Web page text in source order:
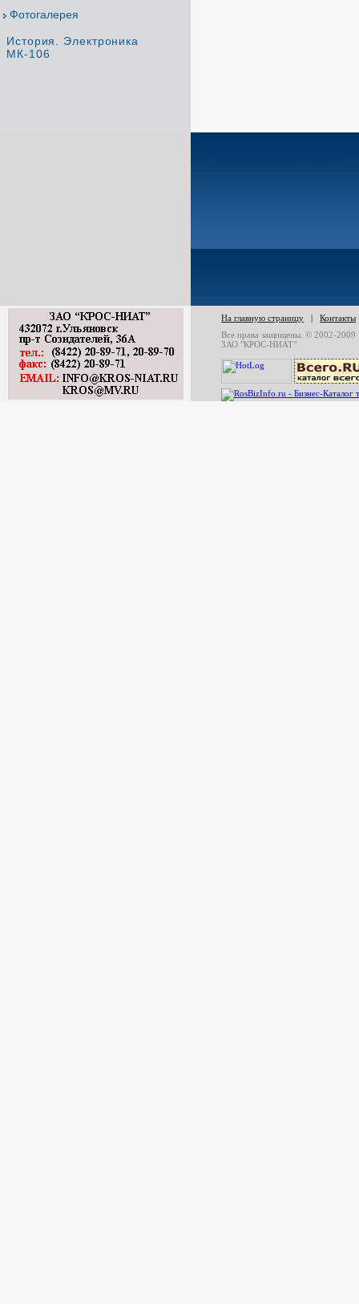
Фотогалерея
История. Электроника
МК-106
На главную страницу | Контакты
Все права защищены. © 2002-2009
ЗАО "КРОС-НИАТ"